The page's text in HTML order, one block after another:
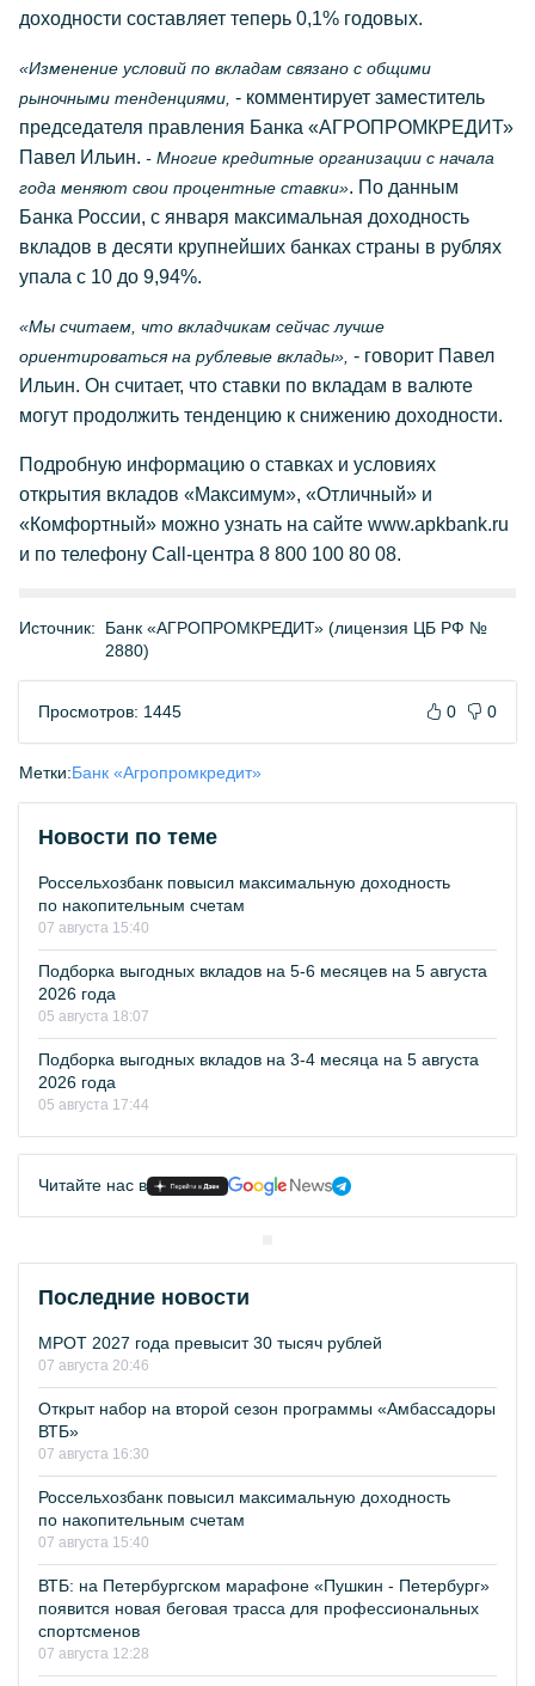
доходности составляет теперь 0,1% годовых.
«Изменение условий по вкладам связано с общими
рыночными тенденциями, - комментирует заместитель
председателя правления Банка «АГРОПРОМКРЕДИТ»
Павел Ильин. - Многие кредитные организации с начала
года меняют свои процентные ставки». По данным
Банка России, с января максимальная доходность
вкладов в десяти крупнейших банках страны в рублях
упала с 10 до 9,94%.
«Мы считаем, что вкладчикам сейчас лучше
ориентироваться на рублевые вклады», - говорит Павел
Ильин. Он считает, что ставки по вкладам в валюте
могут продолжить тенденцию к снижению доходности.
Подробную информацию о ставках и условиях
открытия вкладов «Максимум», «Отличный» и
«Комфортный» можно узнать на сайте www.apkbank.ru
и по телефону Call-центра 8 800 100 80 08.
Источник:
Банк «АГРОПРОМКРЕДИТ» (лицензия ЦБ РФ №
2880)
Просмотров: 1445 0 0
Метки:Банк «Агропромкредит»
Новости по теме
Россельхозбанк повысил максимальную доходность
по накопительным счетам
07 августа 15:40
Подборка выгодных вкладов на 5-6 месяцев на 5 августа
2026 года
05 августа 18:07
Подборка выгодных вкладов на 3-4 месяца на 5 августа
2026 года
05 августа 17:44
Читайте нас в
Последние новости
МРОТ 2027 года превысит 30 тысяч рублей
07 августа 20:46
Открыт набор на второй сезон программы «Амбассадоры
ВТБ»
07 августа 16:30
Россельхозбанк повысил максимальную доходность
по накопительным счетам
07 августа 15:40
ВТБ: на Петербургском марафоне «Пушкин - Петербург»
появится новая беговая трасса для профессиональных
спортсменов
07 августа 12:28